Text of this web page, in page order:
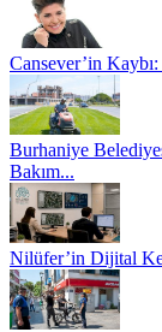
Cansever’in
Burhaniye
Bakım...
Nilüfer’in Dijital